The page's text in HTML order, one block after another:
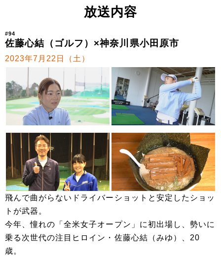
放送内容
#94
佐藤心結（ゴルフ）×神奈川県小田原市
2023年7月22日（土）
飛んで曲がらないドライバーショットと安定したショッ
トが武器。
今年、憧れの「全米女子オープン」に初出場し、勢いに
乗る次世代の注目ヒロイン・佐藤心結（みゆ）、20
歳。